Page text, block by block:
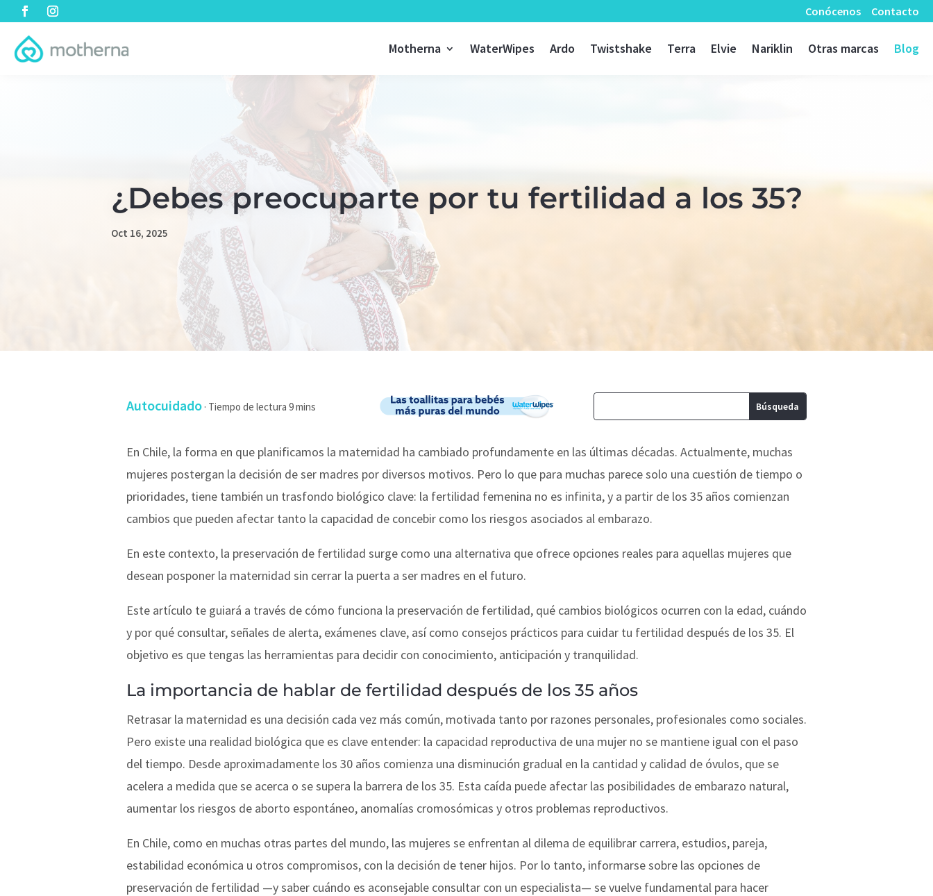
Conócenos Contacto
Motherna WaterWipes Ardo Twistshake Terra Elvie Nariklin Otras marcas Blog
¿Debes preocuparte por tu fertilidad a los 35?
Oct 16, 2025
Autocuidado ·
En Chile, la forma en que planificamos la maternidad ha cambiado profundamente en las últimas décadas. Actualmente, muchas
mujeres postergan la decisión de ser madres por diversos motivos. Pero lo que para muchas parece solo una cuestión de tiempo o
prioridades, tiene también un trasfondo biológico clave: la fertilidad femenina no es infinita, y a partir de los 35 años comienzan
cambios que pueden afectar tanto la capacidad de concebir como los riesgos asociados al embarazo.
En este contexto, la preservación de fertilidad surge como una alternativa que ofrece opciones reales para aquellas mujeres que
desean posponer la maternidad sin cerrar la puerta a ser madres en el futuro.
Este artículo te guiará a través de cómo funciona la preservación de fertilidad, qué cambios biológicos ocurren con la edad, cuándo
y por qué consultar, señales de alerta, exámenes clave, así como consejos prácticos para cuidar tu fertilidad después de los 35. El
objetivo es que tengas las herramientas para decidir con conocimiento, anticipación y tranquilidad.
La importancia de hablar de fertilidad después de los 35 años
Retrasar la maternidad es una decisión cada vez más común, motivada tanto por razones personales, profesionales como sociales.
Pero existe una realidad biológica que es clave entender: la capacidad reproductiva de una mujer no se mantiene igual con el paso
del tiempo. Desde aproximadamente los 30 años comienza una disminución gradual en la cantidad y calidad de óvulos, que se
acelera a medida que se acerca o se supera la barrera de los 35. Esta caída puede afectar las posibilidades de embarazo natural,
aumentar los riesgos de aborto espontáneo, anomalías cromosómicas y otros problemas reproductivos.
En Chile, como en muchas otras partes del mundo, las mujeres se enfrentan al dilema de equilibrar carrera, estudios, pareja,
estabilidad económica u otros compromisos, con la decisión de tener hijos. Por lo tanto, informarse sobre las opciones de
preservación de fertilidad —y saber cuándo es aconsejable consultar con un especialista— se vuelve fundamental para hacer